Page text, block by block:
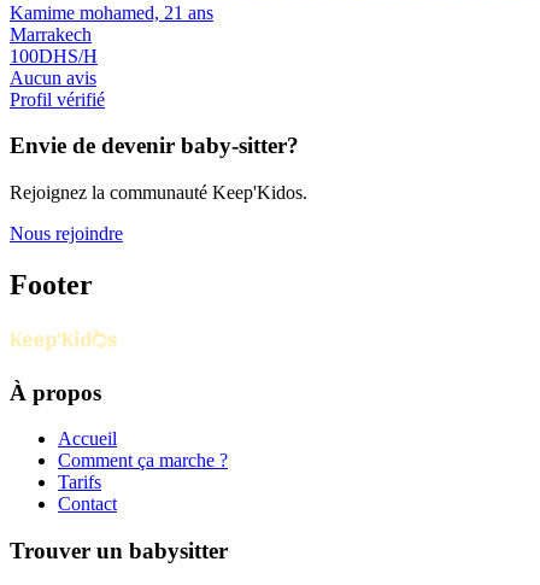
Kamime mohamed, 21 ans
Marrakech
100DHS/H
Aucun avis
Profil vérifié
Envie de devenir baby-sitter?
Rejoignez la communauté Keep'Kidos.
Nous rejoindre
Footer
À propos
Accueil
Comment ça marche ?
Tarifs
Contact
Trouver un babysitter